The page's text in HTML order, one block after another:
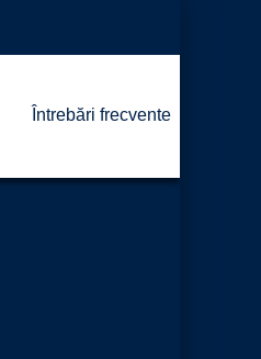
Întrebări frecvente